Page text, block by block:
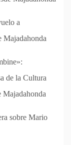
a
Majadahonda
de la Cultura
sobre Mario